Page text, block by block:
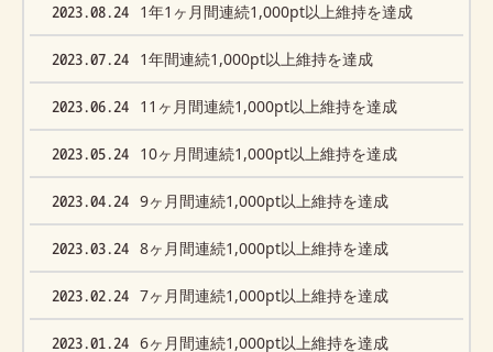
2023.08.24 1年1ヶ月間連続1,000pt以上維持を達成
2023.07.24 1年間連続1,000pt以上維持を達成
2023.06.24 11ヶ月間連続1,000pt以上維持を達成
2023.05.24 10ヶ月間連続1,000pt以上維持を達成
2023.04.24 9ヶ月間連続1,000pt以上維持を達成
2023.03.24 8ヶ月間連続1,000pt以上維持を達成
2023.02.24 7ヶ月間連続1,000pt以上維持を達成
2023.01.24 6ヶ月間連続1,000pt以上維持を達成